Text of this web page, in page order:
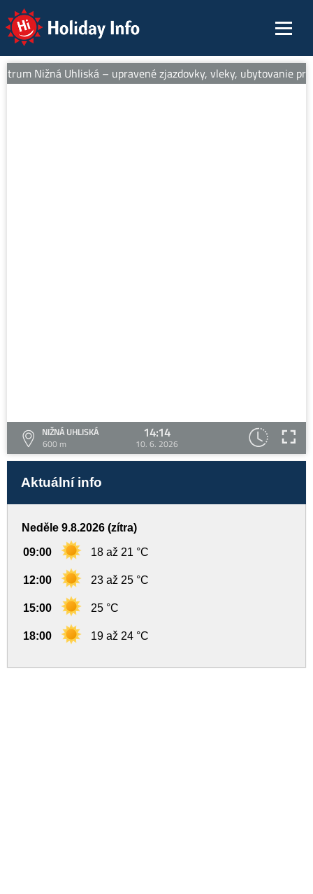
Holiday Info
Nižná Uhliská – upravené zjazdovky, vleky, ubytovanie
NIŽNÁ UHLISKÁ
600 m
14:14
10. 6. 2026
Aktuální info
Neděle 9.8.2026 (zítra)
09:00 18 až 21 °C
12:00 23 až 25 °C
15:00 25 °C
18:00 19 až 24 °C